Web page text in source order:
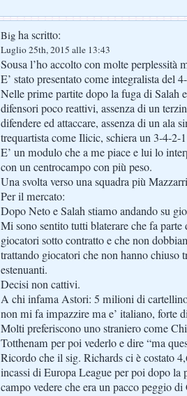
Big ha scritto:
Luglio 25th, 2015 alle 13:43
Sousa l’ho accolto con molte perplessità
E’ stato presentato come integralista del
Nelle prime partite dopo la fuga di Salah
difensori poco reattivi, assenza di un
difendere ed attaccare, assenza di un ala
trequartista come Ilicic, schiera un 3-4-2-
E’ un modulo che a me piace e lui lo
con un centrocampo con più peso.
Una svolta verso una squadra più
Per il mercato:
Dopo Neto e Salah stiamo andando su
Mi sono sentito tutti blaterare che fa parte
giocatori sotto contratto e che non
trattando giocatori che non hanno chiuso
estenuanti.
Decisi non cattivi.
A chi infama Astori: 5 milioni di
non mi fa impazzire ma e’ italiano, forte
Molti preferiscono uno straniero come
Totthenam per poi vederlo e dire “ma
Ricordo che il sig. Richards ci è costato
incassi di Europa League per poi dopo la
campo vedere che era un pacco peggio di